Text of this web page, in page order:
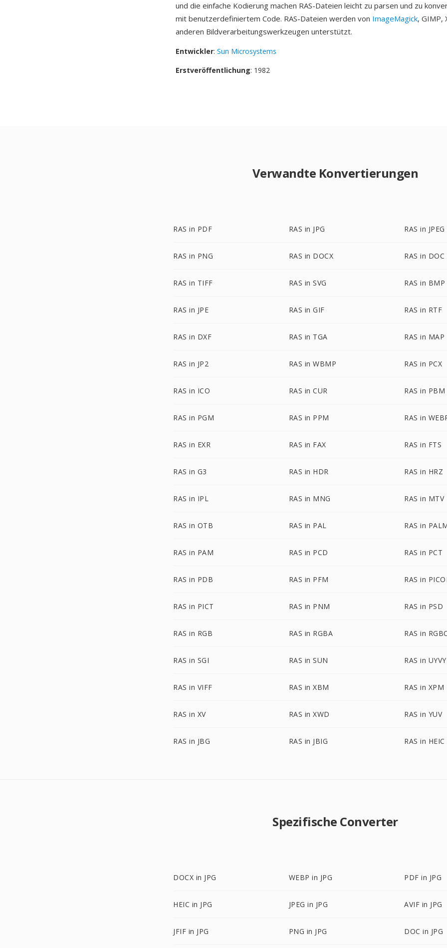
und die einfache Kodierung machen RAS-Dateien leicht zu parsen und zu
mit benutzerdefiniertem Code. RAS-Dateien werden von ImageMagick, GIMP,
anderen Bildverarbeitungswerkzeugen unterstützt.
Entwickler: Sun Microsystems
Erstveröffentlichung: 1982
Verwandte Konvertierungen
RAS in PDF RAS in JPG RAS in JPEG
RAS in PNG RAS in DOCX RAS in DOC
RAS in TIFF RAS in SVG RAS in BMP
RAS in JPE RAS in GIF RAS in RTF
RAS in DXF RAS in TGA RAS in MAP
RAS in JP2 RAS in WBMP RAS in PCX
RAS in ICO RAS in CUR RAS in PBM
RAS in PGM RAS in PPM RAS in
RAS in EXR RAS in FAX RAS in FTS
RAS in G3 RAS in HDR RAS in HRZ
RAS in IPL RAS in MNG RAS in MTV
RAS in OTB RAS in PAL RAS in
RAS in PAM RAS in PCD RAS in PCT
RAS in PDB RAS in PFM RAS in
RAS in PICT RAS in PNM RAS in PSD
RAS in RGB RAS in RGBA RAS in
RAS in SGI RAS in SUN RAS in UYVY
RAS in VIFF RAS in XBM RAS in XPM
RAS in XV RAS in XWD RAS in YUV
RAS in JBG RAS in JBIG RAS in HEIC
Spezifische Converter
DOCX in JPG WEBP in JPG PDF in JPG
HEIC in JPG JPEG in JPG AVIF in JPG
JFIF in JPG PNG in JPG DOC in JPG